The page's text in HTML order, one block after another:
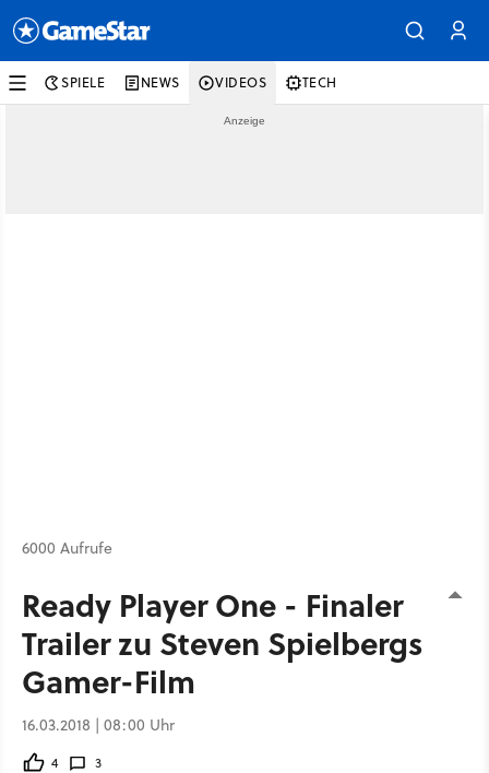
SPIELE NEWS VIDEOS TECH
6000 Aufrufe
Ready Player One - Finaler
Trailer zu Steven Spielbergs
Gamer-Film
16.03.2018 | 08:00 Uhr
4 3